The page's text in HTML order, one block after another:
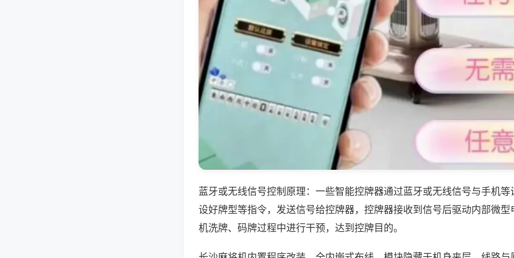
蓝牙或无线信号控制原理：一些智能控牌器通过蓝牙或无线信号与手机
设好牌型等指令，发送信号给控牌器，控牌器接收到信号后驱动内部微
机洗牌、码牌过程中进行干预，达到控牌目的。